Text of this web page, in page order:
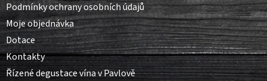
Podmínky ochrany osobních údajů
Moje objednávka
Dotace
Kontakty
Řízené degustace vína v Pavlově